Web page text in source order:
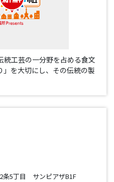
工芸の一分野を占める食文
を大切にし、その伝統の製
条5丁目 サンピアザB1F